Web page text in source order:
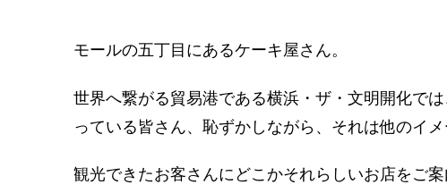
モールの五丁目にあるケーキ屋さん。
世界へ繋がる貿易港である横浜・ザ・文明開化で
っている皆さん、恥ずかしながら、それは他のイ
観光できたお客さんにどこかそれらしいお店をご